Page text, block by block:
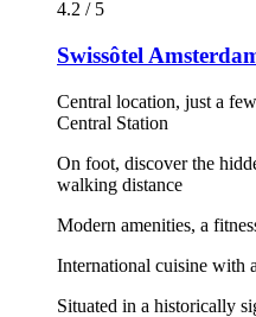
4.2 / 5
Swissôtel
Central location, just a
Central Station
On foot, discover the
walking distance
Modern amenities, a
International cuisine with
Situated in a historically